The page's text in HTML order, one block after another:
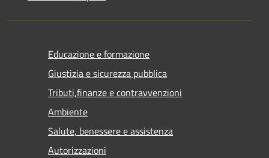
Educazione e formazione
Giustizia e sicurezza pubblica
Tributi,finanze e contravvenzioni
Ambiente
Salute, benessere e assistenza
Autorizzazioni